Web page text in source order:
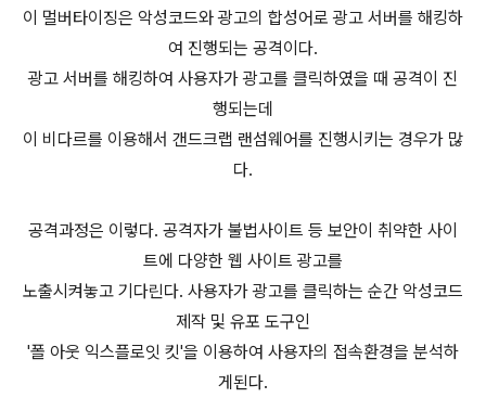
이 멀버타이징은 악성코드와 광고의 합성어로 광고 서버를 해킹하
여 진행되는 공격이다.
광고 서버를 해킹하여 사용자가 광고를 클릭하였을 때 공격이 진
행되는데
이 비다르를 이용해서 갠드크랩 랜섬웨어를 진행시키는 경우가 많
다.
공격과정은 이렇다. 공격자가 불법사이트 등 보안이 취약한 사이
트에 다양한 웹 사이트 광고를
노출시켜놓고 기다린다. 사용자가 광고를 클릭하는 순간 악성코드
제작 및 유포 도구인
'폴 아웃 익스플로잇 킷'을 이용하여 사용자의 접속환경을 분석하
게된다.